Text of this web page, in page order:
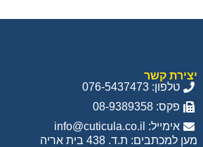
יצירת קשר
טלפון: 076-5437473
פקס: 08-9389358
אימייל: info@cuticula.co.il
מען למכתבים: ת.ד. 438 בית אריה